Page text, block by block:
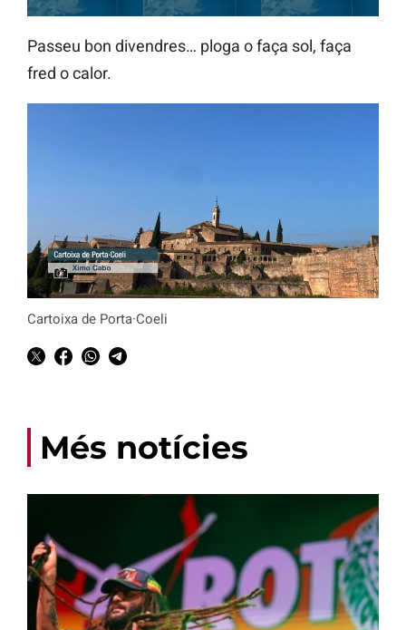
Passeu bon divendres… ploga o faça sol, faça
fred o calor.
Cartoixa de Porta·Coeli
Més notícies